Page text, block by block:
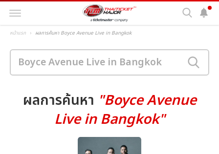
หน้าแรก ผลการค้นหา Boyce Avenue Live in Bangkok
ผลการค้นหา "Boyce Avenue
Live in Bangkok"